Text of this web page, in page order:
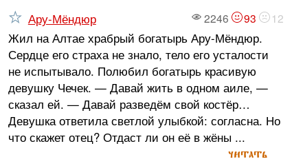
2246 93 12
Ару-Мёндюр
Жил на Алтае храбрый богатырь Ару-Мёндюр.
Сердце его страха не знало, тело его усталости
не испытывало. Полюбил богатырь красивую
девушку Чечек. — Давай жить в одном аиле, —
сказал ей. — Давай разведём свой костёр…
Девушка ответила светлой улыбкой: согласна. Но
что скажет отец? Отдаст ли он её в жёны ...
читать